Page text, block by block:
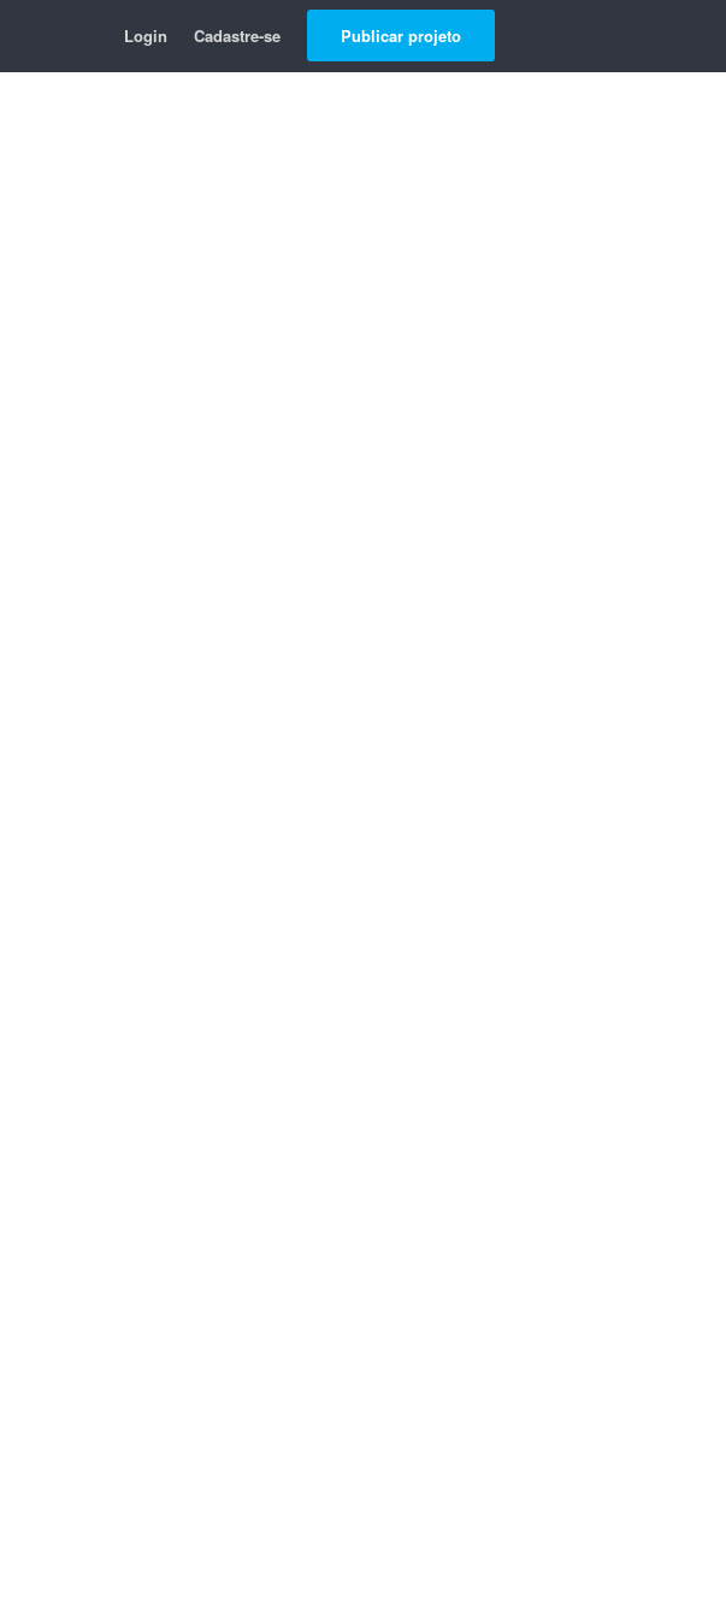
Login Cadastre-se Publicar projeto